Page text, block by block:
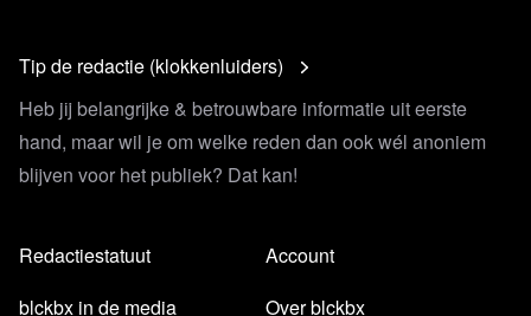
Tip de redactie (klokkenluiders)
Heb jij belangrijke & betrouwbare informatie uit eerste
hand, maar wil je om welke reden dan ook wél anoniem
blijven voor het publiek? Dat kan!
Redactiestatuut
blckbx in de media
Account
Over blckbx